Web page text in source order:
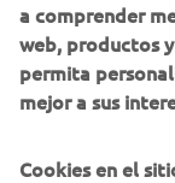
fines de
información
elaboración
través del
a comprender
web, productos
permita
mejor a sus
Cookies en el